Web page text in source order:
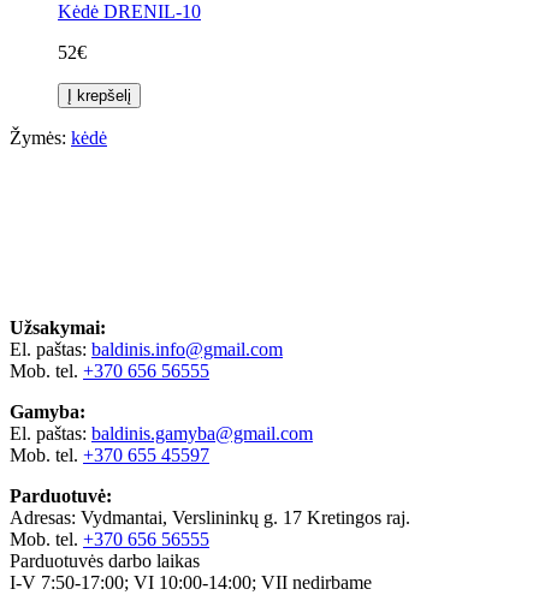
Kėdė DRENIL-10
52€
Į krepšelį
Žymės: kėdė
Užsakymai:
El. paštas: baldinis.info@gmail.com
Mob. tel. +370 656 56555
Gamyba:
El. paštas: baldinis.gamyba@gmail.com
Mob. tel. +370 655 45597
Parduotuvė:
Adresas: Vydmantai, Verslininkų g. 17 Kretingos raj.
Mob. tel. +370 656 56555
Parduotuvės darbo laikas
I-V 7:50-17:00; VI 10:00-14:00; VII nedirbame